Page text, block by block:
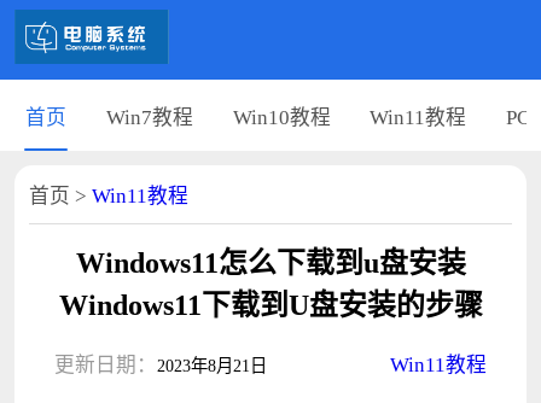
首页 Win7教程 Win10教程 Win11教程 PC
首页 > Win11教程
Windows11怎么下载到u盘安装
Windows11下载到U盘安装的步骤
更新日期： 2023年8月21日 Win11教程